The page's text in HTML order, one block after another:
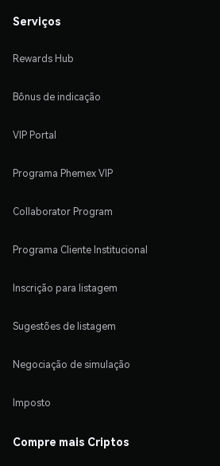
Serviços
Rewards Hub
Bônus de indicação
VIP Portal
Programa Phemex VIP
Collaborator Program
Programa Cliente Institucional
Inscrição para listagem
Sugestões de listagem
Negociação de simulação
Imposto
Compre mais Criptos